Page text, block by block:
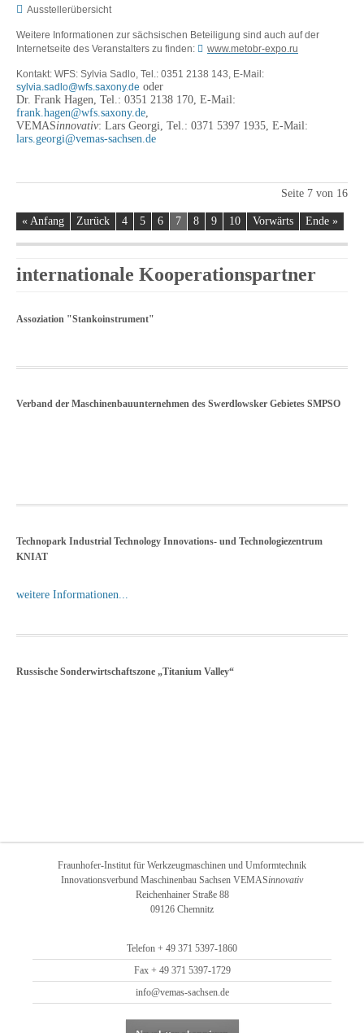
Ausstellerübersicht
Weitere Informationen zur sächsischen Beteiligung sind auch auf der
Internetseite des Veranstalters zu finden:
www.metobr-expo.ru
Kontakt: WFS: Sylvia Sadlo, Tel.: 0351 2138 143, E-Mail:
sylvia.sadlo@wfs.saxony.de oder
Dr. Frank Hagen, Tel.: 0351 2138 170, E-Mail:
frank.hagen@wfs.saxony.de
VEMASinnovativ: Lars Georgi, Tel.: 0371 5397 1935, E-Mail:
lars.georgi@vemas-sachsen.de
Seite 7 von 16
« Anfang Zurück 4 5 6 7 8 9 10 Vorwärts Ende »
internationale Kooperationspartner
Assoziation "Stankoinstrument"
Verband der Maschinenbauunternehmen des Swerdlowsker Gebietes SMPSO
Technopark Industrial Technology Innovations- und Technologiezentrum
KNIAT
weitere Informationen...
Russische Sonderwirtschaftszone „Titanium Valley“
Fraunhofer-Institut für Werkzeugmaschinen und Umformtechnik
Innovationsverbund Maschinenbau Sachsen VEMASinnovativ
Reichenhainer Straße 88
09126 Chemnitz
Telefon + 49 371 5397-1860
Fax + 49 371 5397-1729
info@vemas-sachsen.de